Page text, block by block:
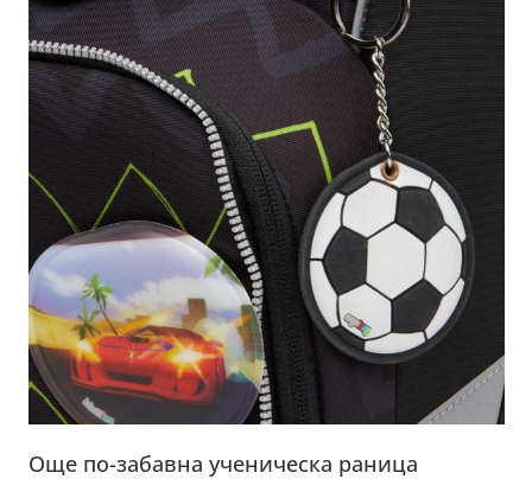
Още по-забавна ученическа раница